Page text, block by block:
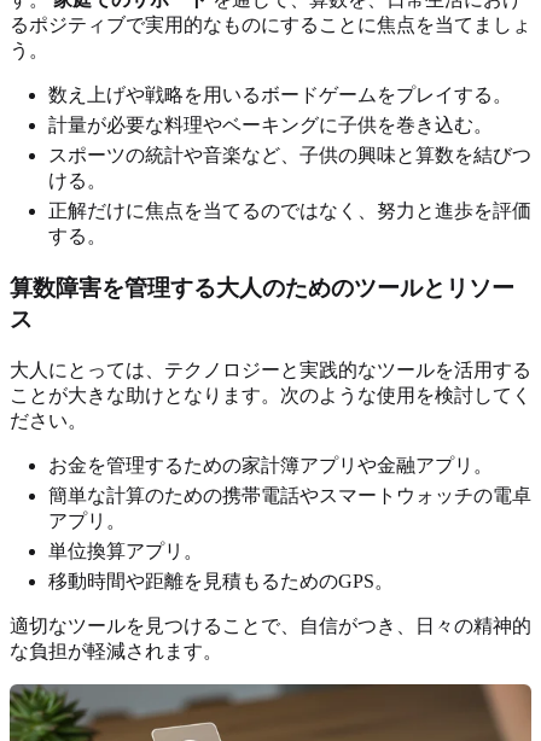
るポジティブで実用的なものにすることに焦点を当てましょ
う。
数え上げや戦略を用いるボードゲームをプレイする。
計量が必要な料理やベーキングに子供を巻き込む。
スポーツの統計や音楽など、子供の興味と算数を結びつ
ける。
正解だけに焦点を当てるのではなく、努力と進歩を評価
する。
算数障害を管理する大人のためのツールとリソー
ス
大人にとっては、テクノロジーと実践的なツールを活用する
ことが大きな助けとなります。次のような使用を検討してく
ださい。
お金を管理するための家計簿アプリや金融アプリ。
簡単な計算のための携帯電話やスマートウォッチの電卓
アプリ。
単位換算アプリ。
移動時間や距離を見積もるためのGPS。
適切なツールを見つけることで、自信がつき、日々の精神的
な負担が軽減されます。